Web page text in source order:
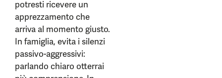
potresti ricevere un
apprezzamento che
arriva al momento giusto.
In famiglia, evita i silenzi
passivo-aggressivi:
parlando chiaro otterrai